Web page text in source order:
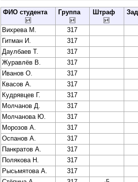
ФИО студента Группа Штраф
Вихрева М.
317
Гитман И.
317
Даулбаев Т.
317
Журавлёв В.
317
Иванов О.
317
Квасов А.
317
Кудрявцев Г.
317
Молчанов Д.
317
Молчанова Ю.
317
Морозов А.
317
Оспанов А.
317
Панкратов А.
317
Полякова Н.
317
Рысьмятова А.
317